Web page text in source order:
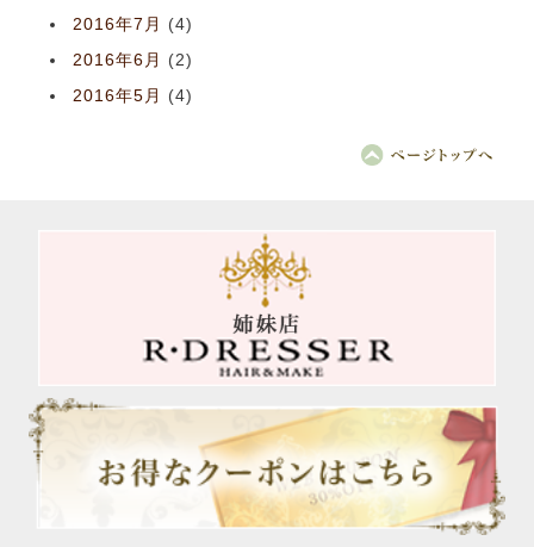
2016年7月
(4)
2016年6月
(2)
2016年5月
(4)